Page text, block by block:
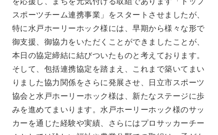
スポーツチーム連携事業」をスタートさせましたが、
特に水戸ホーリーホック様には、早期から様々な形で
御支援、御協力をいただくことができましたことが、
本日の協定締結に結びついたものと考えております。
そして、包括連携協定を踏まえ、これまで築いてまい
りました協力関係をさらに発展させ、日立市スポーツ
協会と水戸ホーリーホック様は、新たなステージに歩
みを進めてまいります。水戸ホーリーホック様のサッ
カーを通じた経験や実績、さらにはプロサッカーチー